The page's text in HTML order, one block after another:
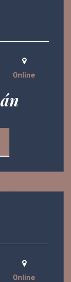
Online
Online